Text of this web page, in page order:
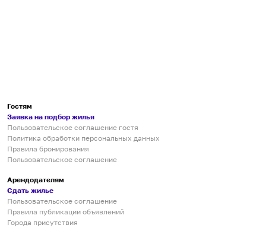
Гостям
Заявка на подбор жилья
Пользовательское соглашение гостя
Политика обработки персональных данных
Правила бронирования
Пользовательское соглашение
Арендодателям
Сдать жилье
Пользовательское соглашение
Правила публикации объявлений
Города присутствия